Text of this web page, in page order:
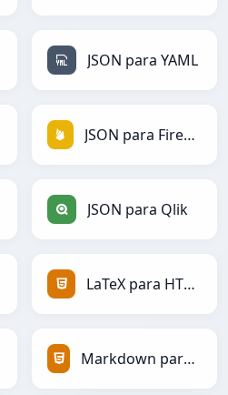
JSON para YAML
JSON para Firebase
JSON para Qlik
LaTeX para HTML
Markdown para HTML